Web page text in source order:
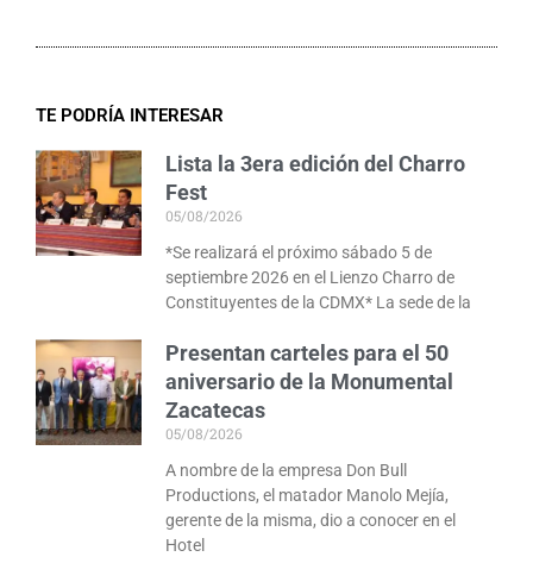
TE PODRÍA INTERESAR
Lista la 3era edición del Charro
Fest
05/08/2026
*Se realizará el próximo sábado 5 de
septiembre 2026 en el Lienzo Charro de
Constituyentes de la CDMX* La sede de la
Presentan carteles para el 50
aniversario de la Monumental
Zacatecas
05/08/2026
A nombre de la empresa Don Bull
Productions, el matador Manolo Mejía,
gerente de la misma, dio a conocer en el
Hotel